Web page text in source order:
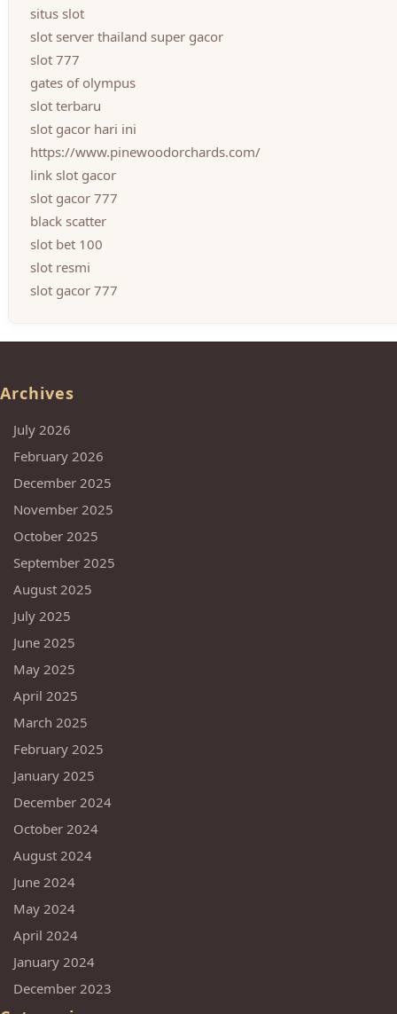
situs slot
slot server thailand super gacor
slot 777
gates of olympus
slot terbaru
slot gacor hari ini
https://www.pinewoodorchards.com/
link slot gacor
slot gacor 777
black scatter
slot bet 100
slot resmi
slot gacor 777
Archives
July 2026
February 2026
December 2025
November 2025
October 2025
September 2025
August 2025
July 2025
June 2025
May 2025
April 2025
March 2025
February 2025
January 2025
December 2024
October 2024
August 2024
June 2024
May 2024
April 2024
January 2024
December 2023